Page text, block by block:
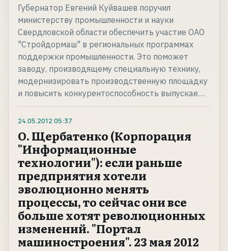
Губернатор Евгений Куйвашев поручил
министерству промышленности и науки
Свердловской области обеспечить участие ОАО
"Стройдормаш" в региональных программах
поддержки промышленности. Это поможет
заводу, производящему специальную технику,
модернизировать производственную площадку
и повысить конкурентоспособность выпускае…
24.05.2012 05:37
О. Щербатенко (Корпорация
"Информационные
технологии"): если раньше
предприятия хотели
эволюционно менять
процессы, то сейчас они все
больше хотят революционных
изменений. "Портал
машиностроения". 23 мая 2012